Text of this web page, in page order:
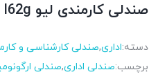
صندلی کارمندی لیو I62g
دسته:اداری,صندلی کارشناسی و
برچسب:صندلی اداری,صندلی